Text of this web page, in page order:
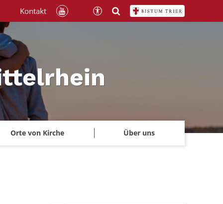
Orte von Kirche Über uns
Kontakt